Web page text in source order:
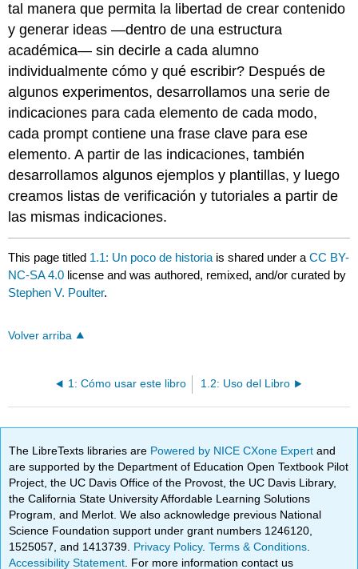
tal manera que permita la libertad de crear contenido
y generar ideas —dentro de una estructura
académica— sin decirle a cada alumno
individualmente cómo y qué escribir? Después de
algunos experimentos, desarrollamos una serie de
indicaciones para cada elemento de cada modo,
cada prompt contiene una frase clave para ese
elemento. A partir de las indicaciones, también
desarrollamos algunos ejemplos y plantillas, y luego
creamos listas de verificación y tutoriales a partir de
las mismas indicaciones.
This page titled 1.1: Un poco de historia is shared under aCC BY-
NC-SA 4.0 license and was authored, remixed, and/or curated by
Stephen V. Poulter.
Volver arriba
1: Cómo usar este libro 1.2: Uso del Libro
The LibreTexts libraries are Powered by NICE CXone Expertand
are supported by the Department of Education Open Textbook Pilot
Project, the UC Davis Office of the Provost, the UC Davis Library,
the California State University Affordable Learning Solutions
Program, and Merlot. We also acknowledge previous National
Science Foundation support under grant numbers 1246120,
1525057, and 1413739. Privacy Policy.Terms & Conditions
Accessibility Statement . For more information contact us